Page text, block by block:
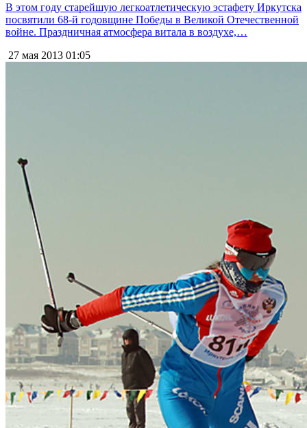
В этом году старейшую легкоатлетическую эстафету Иркутска
посвятили 68-й годовщине Победы в Великой Отечественной
войне. Праздничная атмосфера витала в воздухе,…
27 мая 2013 01:05